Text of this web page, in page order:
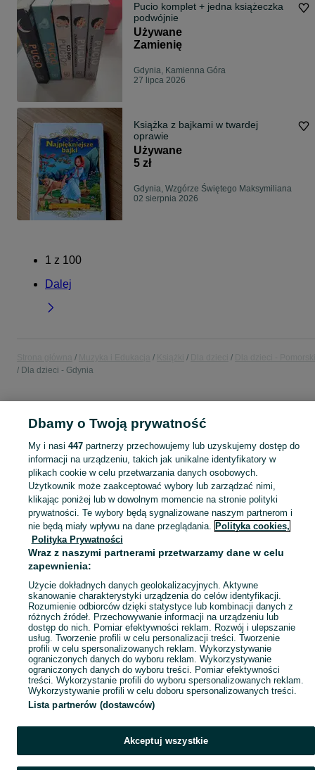
Pucio komplet + jedna książeczka
podwójnie
Używane
Zamienię
Gdynia, Kamienna Góra
27 lipca 2026
Książka z bajkami w twardej
oprawie
Używane
5 zł
Gdynia, Wzgórze Świętego Maksymiliana
02 sierpnia 2026
1 z 100
Dalej
Dla dzieci - Gdynia
KATEGORIA
Sprzedaż książek dla dzieci Gdynia ▶️ bajki, wierszyki, lektury i inne ✅ Nowe i używane w super cenach ✌ Kupuj i sprzedawaj książki na OLX.pl!
Mapa kategorii
Mapa miejscowości
Mapa ministron
Popularne wyszukiwania
Dbamy o Twoją prywatność
My i nasi 447partnerzy przechowujemy lub uzyskujemy dostęp do
informacji na urządzeniu, takich jak unikalne identyfikatory w
plikach cookie w celu przetwarzania danych osobowych.
Użytkownik może zaakceptować wybory lub zarządzać nimi,
klikając poniżej lub w dowolnym momencie na stronie polityki
prywatności. Te wybory będą sygnalizowane naszym partnerom i
nie będą miały wpływu na dane przeglądania. Polityka cookies,
Polityka Prywatności
Wraz z naszymi partnerami przetwarzamy dane w celu
zapewnienia:
Użycie dokładnych danych geolokalizacyjnych. Aktywne
skanowanie charakterystyki urządzenia do celów identyfikacji.
Rozumienie odbiorców dzięki statystyce lub kombinacji danych z
różnych źródeł. Przechowywanie informacji na urządzeniu lub
dostęp do nich. Pomiar efektywności reklam. Rozwój i ulepszanie
usług. Tworzenie profili w celu personalizacji treści. Tworzenie
profili w celu spersonalizowanych reklam. Wykorzystywanie
ograniczonych danych do wyboru reklam. Wykorzystywanie
ograniczonych danych do wyboru treści. Pomiar efektywności
treści. Wykorzystanie profili do wyboru spersonalizowanych reklam.
Wykorzystywanie profili w celu doboru spersonalizowanych treści.
Lista partnerów (dostawców)
Akceptuj wszystkie